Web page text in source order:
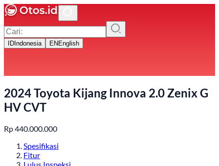
ID Indonesia EN English
2024 Toyota Kijang Innova 2.0 Zenix G
HV CVT
Rp440.000.000
Spesifikasi
Fitur